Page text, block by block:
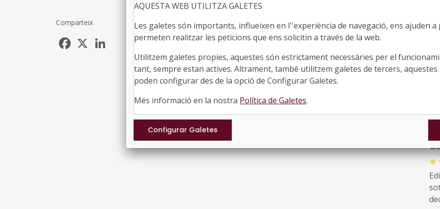
Comparteix
Facebook LinkedIn
●
●
AQUESTA WEB UTILITZA GALETES
Les galetes són importants, influeixen en l''experiència de navegació, ens ajuden
permeten realitzar les peticions que ens solicitin a través de la web.
Utilitzem galetes propies, aquestes són estrictament necessàries per el
tant, sempre estan actives. Altrament, també utilitzem galetes de tercers, aquestes
poden configurar des de la opció de Configurar Galetes.
Més informació en la nostra Política de Galetes.